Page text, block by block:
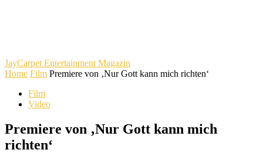
JayCarpet Entertainment Magazin
Home Film Premiere von ‚Nur Gott kann mich richten‘
Film
Video
Premiere von ‚Nur Gott kann mich
richten‘